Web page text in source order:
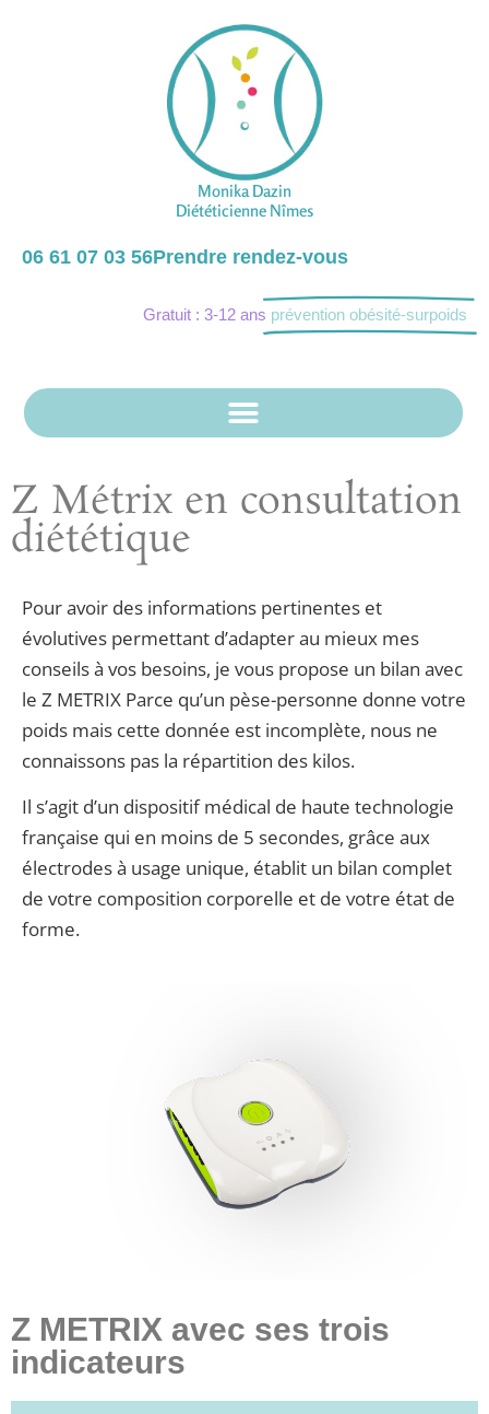
Monika Dazin
Diététicienne Nîmes
06 61 07 03 56Prendre rendez-vous
Gratuit : 3-12 ans prévention obésité-surpoids
Z Métrix en consultation
diététique
Pour avoir des informations pertinentes et
évolutives permettant d’adapter au mieux mes
conseils à vos besoins, je vous propose un bilan avec
le Z METRIX Parce qu’un pèse-personne donne votre
poids mais cette donnée est incomplète, nous ne
connaissons pas la répartition des kilos.
Il s’agit d’un dispositif médical de haute technologie
française qui en moins de 5 secondes, grâce aux
électrodes à usage unique, établit un bilan complet
de votre composition corporelle et de votre état de
forme.
Z METRIX avec ses trois
indicateurs